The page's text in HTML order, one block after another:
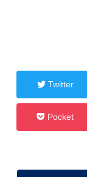
Twitter
Pocket